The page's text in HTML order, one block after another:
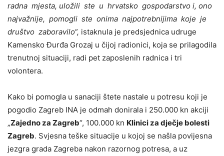
radna mjesta, uložili ste u hrvatsko gospodarstvo i, ono
najvažnije, pomogli ste onima najpotrebnijima koje je
društvo zaboravilo“, istaknula je predsjednica udruge
Kamensko Đurđa Grozaj u čijoj radionici, koja se prilagodila
trenutnoj situaciji, radi pet zaposlenih radnica i tri
volontera.
Kako bi pomogla u sanaciji štete nastale u potresu koji je
pogodio Zagreb INA je odmah donirala i 250.000 kn akciji
„Zajedno za Zagreb“, 100.000 kn Klinici za dječje bolesti
Zagreb. Svjesna teške situacije u kojoj se našla povijesna
jezgra grada Zagreba nakon razornog potresa, a uz